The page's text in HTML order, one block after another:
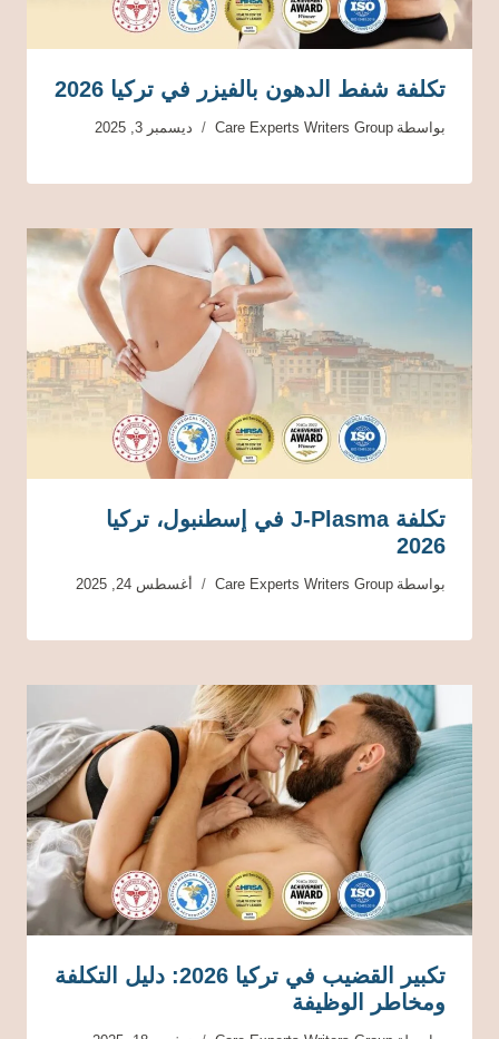
تكلفة شفط الدهون بالفيزر في تركيا 2026
بواسطة Care Experts Writers Group ديسمبر 3, 2025
تكلفة J-Plasma في إسطنبول، تركيا
2026
بواسطة Care Experts Writers Group أغسطس 24, 2025
تكبير القضيب في تركيا 2026: دليل التكلفة
ومخاطر الوظيفة